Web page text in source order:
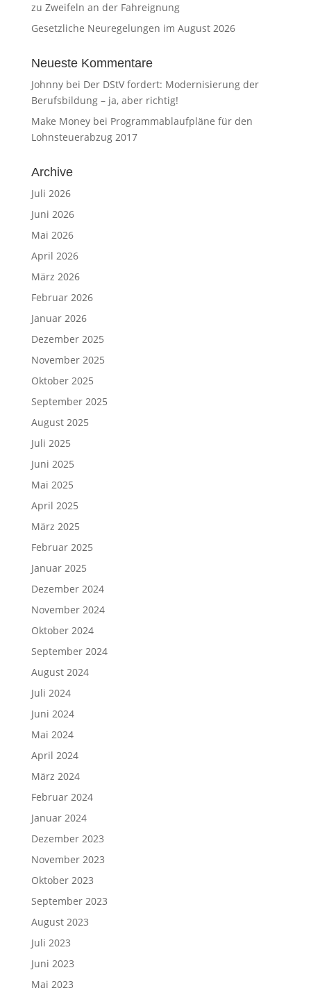
zu Zweifeln an der Fahreignung
Gesetzliche Neuregelungen im August 2026
Neueste Kommentare
Johnnybei Der DStV fordert: Modernisierung der
Berufsbildung – ja, aber richtig!
Make Moneybei Programmablaufpläne für den
Lohnsteuerabzug 2017
Archive
Juli 2026
Juni 2026
Mai 2026
April 2026
März 2026
Februar 2026
Januar 2026
Dezember 2025
November 2025
Oktober 2025
September 2025
August 2025
Juli 2025
Juni 2025
Mai 2025
April 2025
März 2025
Februar 2025
Januar 2025
Dezember 2024
November 2024
Oktober 2024
September 2024
August 2024
Juli 2024
Juni 2024
Mai 2024
April 2024
März 2024
Februar 2024
Januar 2024
Dezember 2023
November 2023
Oktober 2023
September 2023
August 2023
Juli 2023
Juni 2023
Mai 2023